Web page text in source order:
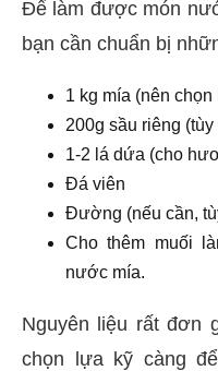
Để làm được món
bạn cần chuẩn bị
1 kg mía (nên
200g sầu riêng
1-2 lá dứa (cho
Đá viên
Đường (nếu cần,
Cho thêm muối
nước mía.
Nguyên liệu rất đơn
chọn lựa kỹ càng